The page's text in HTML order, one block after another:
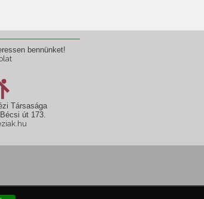
bennünket!
Társasága
út 173.